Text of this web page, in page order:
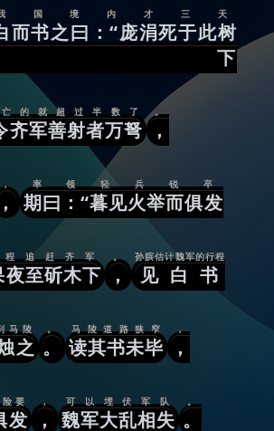
而书之曰：“庞涓死于此树
下
国境内才三天
齐军善射者万弩
的就超过半数了
，
。
，
期曰：“暮见火举而俱发
率领轻兵锐卒
夜至斫木下
追赶齐军
，
。
见白书
孙膑估计魏军的行程
之
马陵
。
。
读其书未毕
马陵道路狭窄
，
，
发
要
，
，
魏军大乱相失
可以埋伏军队
。
。